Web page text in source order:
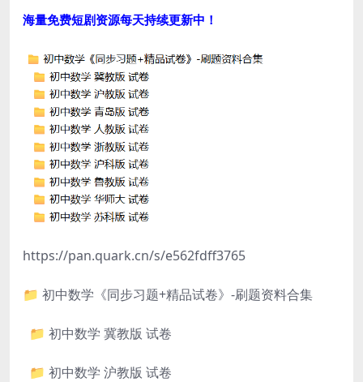
海量免费短剧资源每天持续更新中！
https://pan.quark.cn/s/e562fdff3765
📁 初中数学《同步习题+精品试卷》-刷题资料合集
📁 初中数学 冀教版 试卷
📁 初中数学 沪教版 试卷